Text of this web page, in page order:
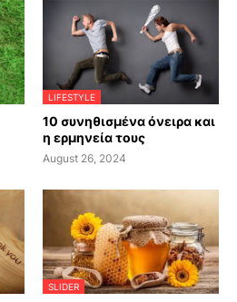
LIFESTYLE
10 συνηθισμένα όνειρα και
η ερμηνεία τους
August 26, 2024
SLIDER